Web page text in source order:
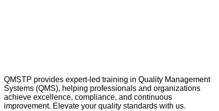
QMSTP provides expert-led training in Quality Management
Systems (QMS), helping professionals and organizations
achieve excellence, compliance, and continuous
improvement. Elevate your quality standards with us.